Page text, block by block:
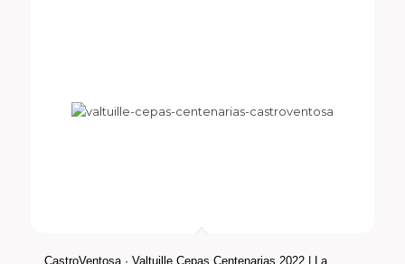
CastroVentosa · Valtuille Cepas Centenarias 2022 | La